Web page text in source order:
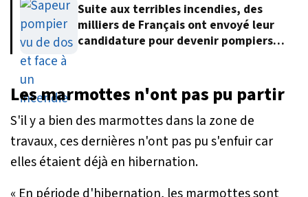
Suite aux terribles incendies, des
milliers de Français ont envoyé leur
candidature pour devenir pompiers
Les marmottes n'ont pas pu partir
S'il y a bien des marmottes dans la zone de
travaux, ces dernières n'ont pas pu s'enfuir car
elles étaient déjà en hibernation.